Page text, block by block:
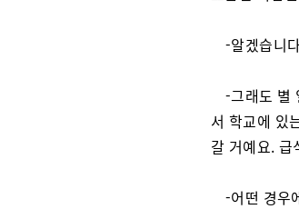
-알겠습니
-그래도 별
서 학교에 있
갈 거예요. 급
-어떤 경우